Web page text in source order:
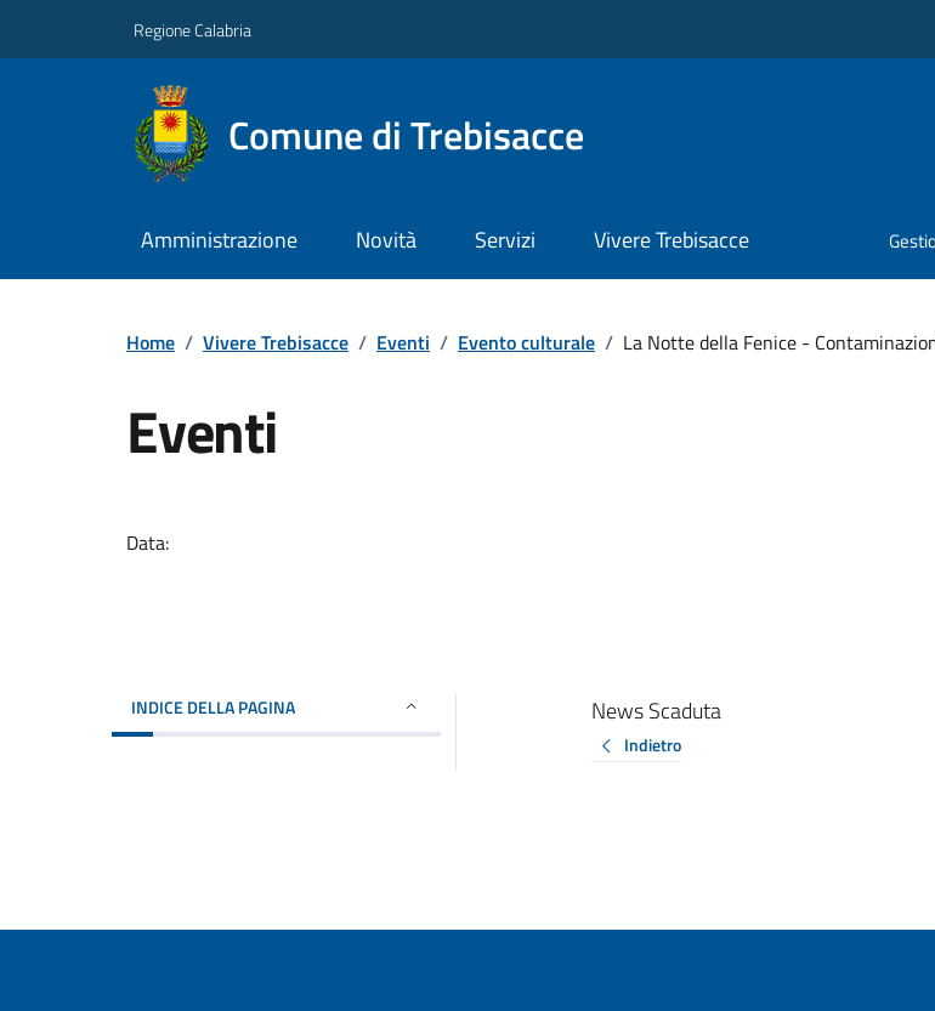
Regione Calabria
Comune di Trebisacce
Amministrazione Novità Servizi Vivere Trebisacce
Home / Vivere Trebisacce / Eventi / Evento culturale / La Notte della Fenice -
Eventi
Data:
INDICE DELLA PAGINA News Scaduta
Indietro